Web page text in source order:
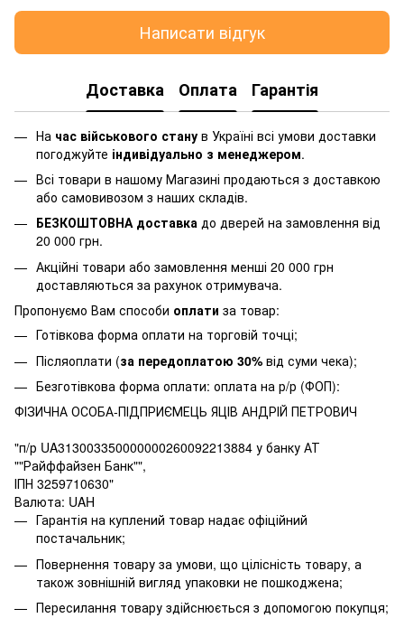
Написати відгук
Доставка Оплата Гарантія
На час військового стану в Україні всі умови доставки
погоджуйте індивідуально з менеджером.
Всі товари в нашому Магазині продаються з доставкою
або самовивозом з наших складів.
БЕЗКОШТОВНА доставка до дверей на замовлення від
20 000 грн.
Акційні товари або замовлення менші 20 000 грн
доставляються за рахунок отримувача.
Пропонуємо Вам способи оплати за товар:
Готівкова форма оплати на торговій точці;
Післяоплати (за передоплатою 30% від суми чека);
Безготівкова форма оплати: оплата на р/р (ФОП):
ФІЗИЧНА ОСОБА-ПІДПРИЄМЕЦЬ ЯЦІВ АНДРІЙ ПЕТРОВИЧ
"п/р UA313003350000000260092213884 у банку АТ
""Райффайзен Банк"",
ІПН 3259710630"
Валюта: UAH
Гарантія на куплений товар надає офіційний
постачальник;
Повернення товару за умови, що цілісність товару, а
також зовнішній вигляд упаковки не пошкоджена;
Пересилання товару здійснюється з допомогою покупця;